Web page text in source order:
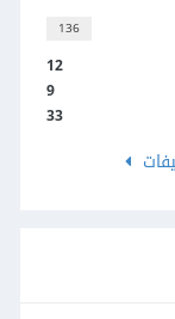
136
12
9
33